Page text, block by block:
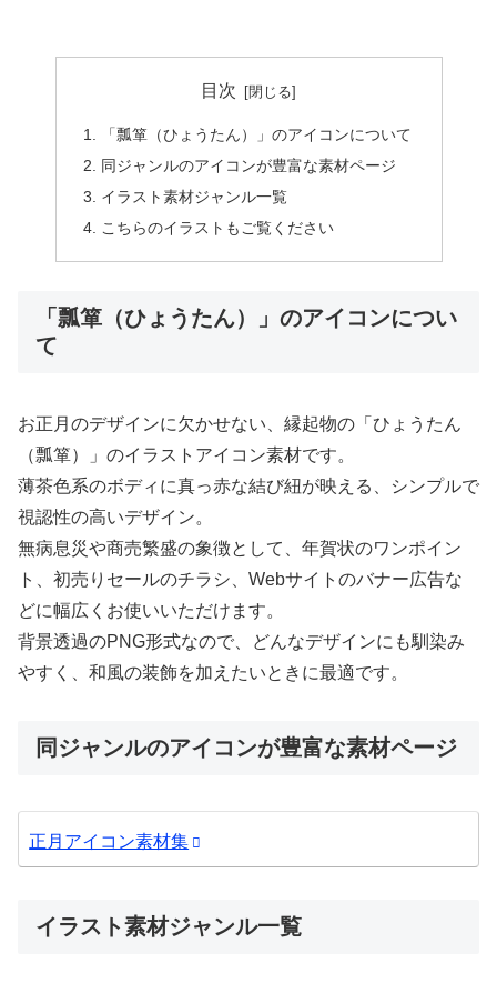
目次
「瓢箪（ひょうたん）」のアイコンについて
同ジャンルのアイコンが豊富な素材ページ
イラスト素材ジャンル一覧
こちらのイラストもご覧ください
「瓢箪（ひょうたん）」のアイコンについ
て
お正月のデザインに欠かせない、縁起物の「ひょうたん
（瓢箪）」のイラストアイコン素材です。
薄茶色系のボディに真っ赤な結び紐が映える、シンプルで
視認性の高いデザイン。
無病息災や商売繁盛の象徴として、年賀状のワンポイン
ト、初売りセールのチラシ、Webサイトのバナー広告な
どに幅広くお使いいただけます。
背景透過のPNG形式なので、どんなデザインにも馴染み
やすく、和風の装飾を加えたいときに最適です。
同ジャンルのアイコンが豊富な素材ページ
正月アイコン素材集
イラスト素材ジャンル一覧